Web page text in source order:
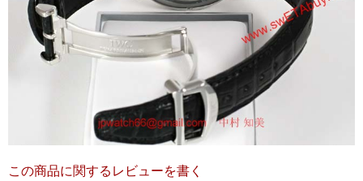
この商品に関するレビューを書く